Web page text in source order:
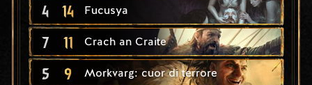
4 14 Fucusya
7 11 Crach an Craite
5 9 Morkvarg: cuor di terrore